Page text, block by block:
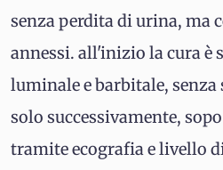
senza perdita di urina, ma
annessi. all'inizio la cura è
luminale e barbitale, senza
solo successivamente,
tramite ecografia e livello